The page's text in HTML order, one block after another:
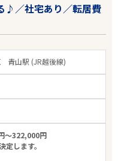
♪／社宅あり／転居費
青山駅 (JR越後線)
～322,000円
します。